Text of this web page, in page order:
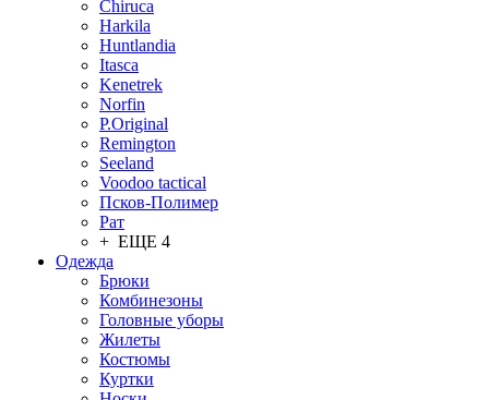
Chiruсa
Harkila
Huntlandia
Itasca
Kenetrek
Norfin
P.Original
Remington
Seeland
Voodoo tactical
Псков-Полимер
Рат
+ ЕЩЕ 4
Одежда
Брюки
Комбинезоны
Головные уборы
Жилеты
Костюмы
Куртки